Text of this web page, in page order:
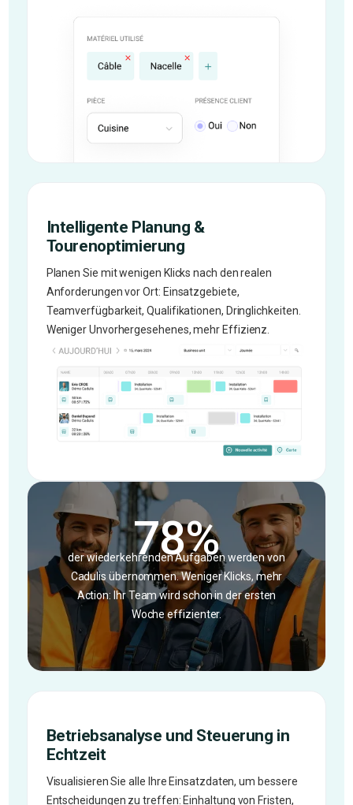
Intelligente Planung &
Tourenoptimierung
Planen Sie mit wenigen Klicks nach den realen
Anforderungen vor Ort: Einsatzgebiete,
Teamverfügbarkeit, Qualifikationen, Dringlichkeiten.
Weniger Unvorhergesehenes, mehr Effizienz.
78%
der wiederkehrenden Aufgaben werden von
Cadulis übernommen. Weniger Klicks, mehr
Action: Ihr Team wird schon in der ersten
Woche effizienter.
Betriebsanalyse und Steuerung in
Echtzeit
Visualisieren Sie alle Ihre Einsatzdaten, um bessere
Entscheidungen zu treffen: Einhaltung von Fristen,